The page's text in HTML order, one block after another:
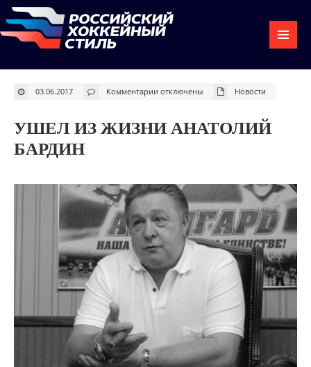
03.06.2017 Комментарии к
жизни
Анатолий
Бардин
отключены Новости
УШЕЛ ИЗ ЖИЗНИ АНАТОЛИЙ
БАРДИН